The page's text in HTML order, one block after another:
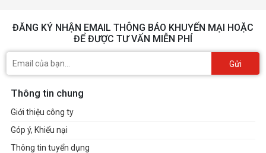
ĐĂNG KÝ NHẬN EMAIL THÔNG BÁO KHUYẾN MẠI HOẶC
ĐỂ ĐƯỢC TƯ VẤN MIỄN PHÍ
Gửi
Thông tin chung
Giới thiệu công ty
Góp ý, Khiếu nại
Thông tin tuyển dụng